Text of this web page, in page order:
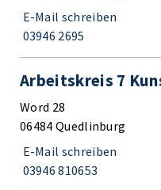
E-Mail schreiben
03946 2695
Arbeitskreis 7
Word 28
06484 Quedlinburg
E-Mail schreiben
03946 810653